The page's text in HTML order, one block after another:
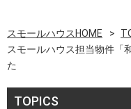
スモールハウスHOME
スモールハウス担当物件「
た
TOPICS